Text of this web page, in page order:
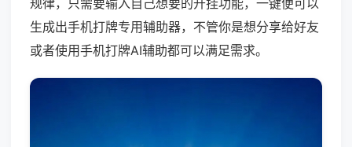
规律，只需要输入自己想要的开挂功能，一键便可以
生成出手机打牌专用辅助器，不管你是想分享给好友
或者使用手机打牌AI辅助都可以满足需求。